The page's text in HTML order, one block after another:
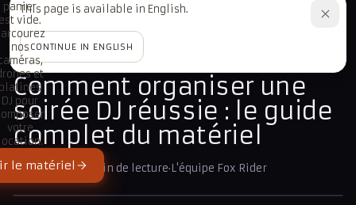
Accueil/Fox Rider Son / DJ & sono
/
DJ & SONO
Comment organiser une
soirée DJ réussie : le guide
complet du matériel
18 mars 2026·3 min de lecture·L'équipe Fox Rider
panier
vide.
nos
et
DJ pour
votre
le matériel
This page is available in English.
CONTINUE IN ENGLISH